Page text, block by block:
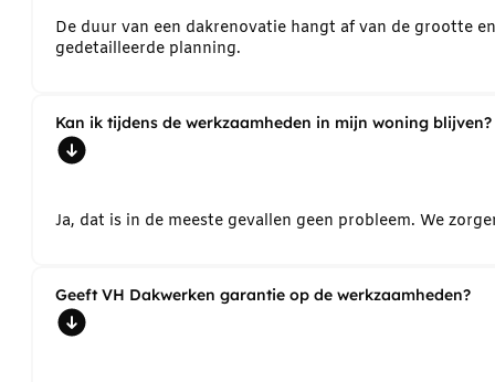
De duur van een dakrenovatie hangt af van de grootte
gedetailleerde planning.
Kan ik tijdens de werkzaamheden in mijn woning blijven?
Ja, dat is in de meeste gevallen geen probleem. We
Geeft VH Dakwerken garantie op de werkzaamheden?